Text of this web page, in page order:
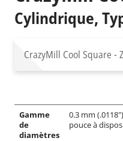
Cylindrique,
CrazyMill Cool Square -
Gamme
de
diamètres
0.3 mm
pouce à